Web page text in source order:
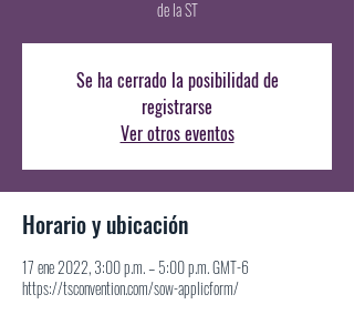
de la ST
Se ha cerrado la posibilidad de
registrarse
Ver otros eventos
Horario y ubicación
17 ene 2022, 3:00 p.m. – 5:00 p.m. GMT-6
https://tsconvention.com/sow-applicform/